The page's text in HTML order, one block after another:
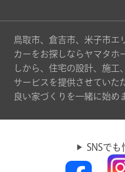
鳥取市、倉吉市、米子市エ
カーをお探しならヤマタホ
しから、住宅の設計、施工
サービスを提供させていた
良い家づくりを一緒に始め
SNSでも